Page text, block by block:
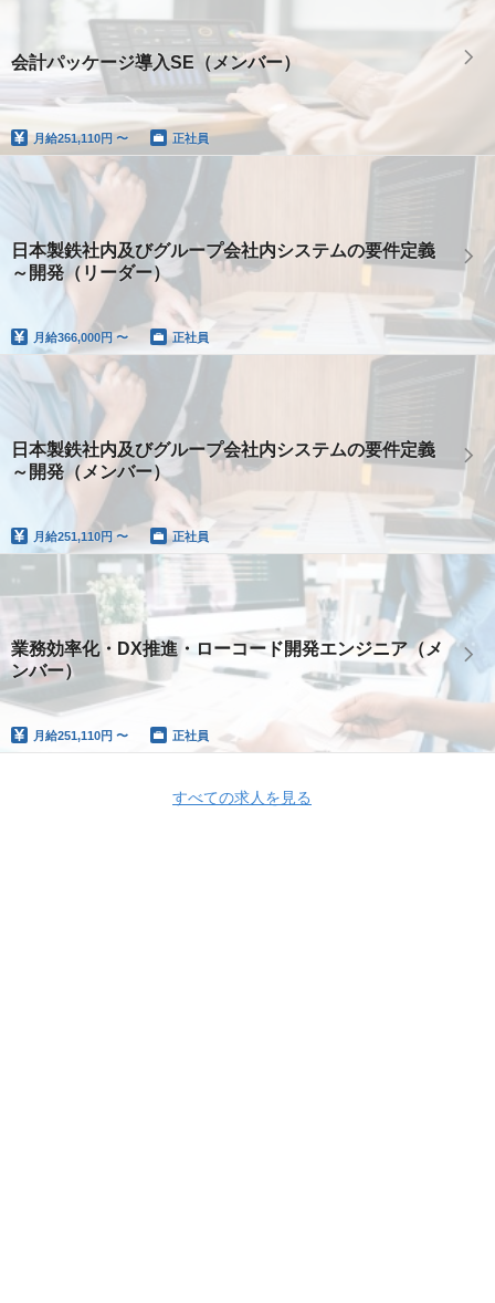
会計パッケージ導入SE（メンバー）
月給251,110円 〜 正社員
日本製鉄社内及びグループ会社内システムの要件定義
～開発（リーダー）
月給366,000円 〜 正社員
日本製鉄社内及びグループ会社内システムの要件定義
～開発（メンバー）
月給251,110円 〜 正社員
業務効率化・DX推進・ローコード開発エンジニア（メ
ンバー）
月給251,110円 〜 正社員
すべての求人を見る